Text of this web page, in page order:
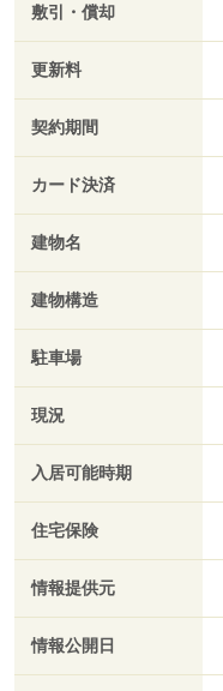
敷引・償却
更新料
契約期間
カード決済
建物名
建物構造
駐車場
現況
入居可能時期
住宅保険
情報提供元
情報公開日